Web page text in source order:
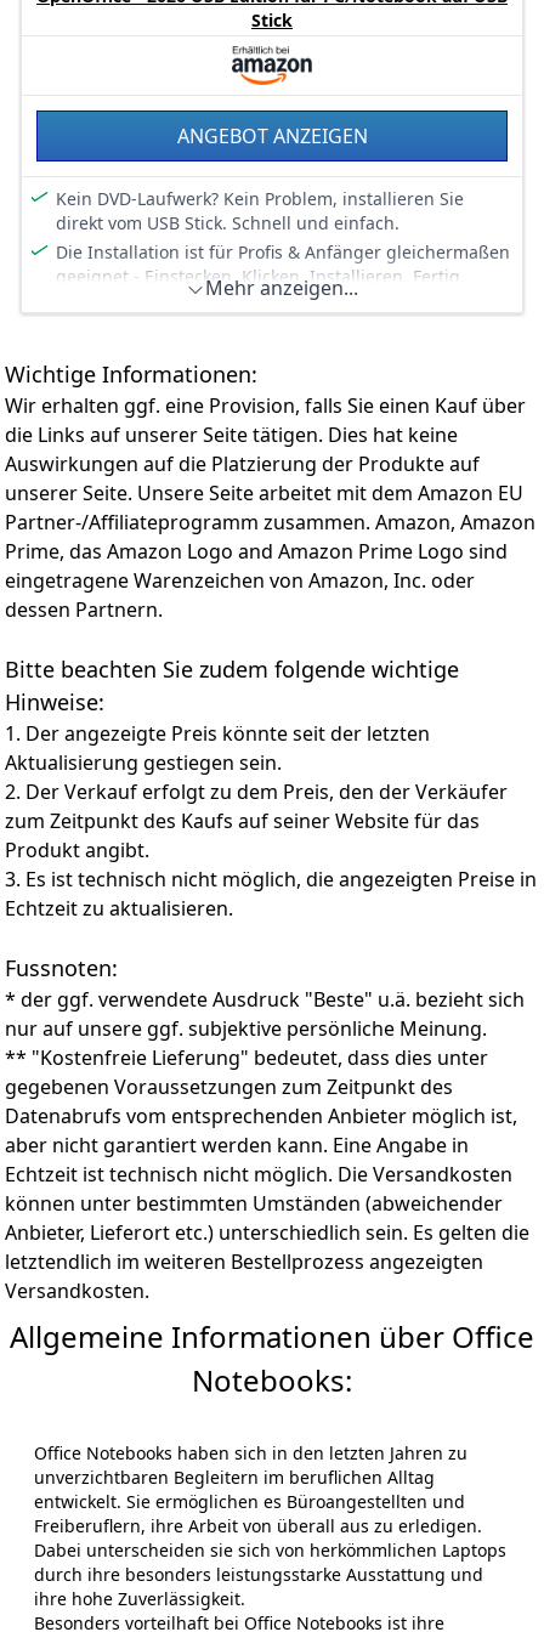
Windows 11 Prof. 64-Bit ist mit allen Treibern installiert,
außerdem installiert shinobee ihnen kostenlos ein
Microsoft Office Paket als Vollversion
Stick
ANGEBOT ANZEIGEN
Kein DVD-Laufwerk? Kein Problem, installieren Sie
direkt vom USB Stick. Schnell und einfach.
Die Installation ist für Profis & Anfänger gleichermaßen
geeignet - Einstecken, Klicken, Installieren, Fertig.
Sie erhalten die deutsche USB Version zur privaten und
Deutsche Handbücher für einen einfachen Einstieg
finden Sie als PDF-Dateien ebenso auf dem USB Stick.
Die günstige Alternative zum Marktführer
kompatibel mit Windows 11, 10, 8.1, 8, 7
Mehr anzeigen...
Wichtige Informationen:
Wir erhalten ggf. eine Provision, falls Sie einen Kauf über
die Links auf unserer Seite tätigen. Dies hat keine
Auswirkungen auf die Platzierung der Produkte auf
unserer Seite. Unsere Seite arbeitet mit dem Amazon EU
Partner-/Affiliateprogramm zusammen. Amazon, Amazon
Prime, das Amazon Logo and Amazon Prime Logo sind
eingetragene Warenzeichen von Amazon, Inc. oder
dessen Partnern.
Bitte beachten Sie zudem folgende wichtige
Hinweise:
1. Der angezeigte Preis könnte seit der letzten
Aktualisierung gestiegen sein.
2. Der Verkauf erfolgt zu dem Preis, den der Verkäufer
zum Zeitpunkt des Kaufs auf seiner Website für das
Produkt angibt.
3. Es ist technisch nicht möglich, die angezeigten Preise in
Echtzeit zu aktualisieren.
Fussnoten:
* der ggf. verwendete Ausdruck "Beste" u.ä. bezieht sich
nur auf unsere ggf. subjektive persönliche Meinung.
** "Kostenfreie Lieferung" bedeutet, dass dies unter
gegebenen Voraussetzungen zum Zeitpunkt des
Datenabrufs vom entsprechenden Anbieter möglich ist,
aber nicht garantiert werden kann. Eine Angabe in
Echtzeit ist technisch nicht möglich. Die Versandkosten
können unter bestimmten Umständen (abweichender
Anbieter, Lieferort etc.) unterschiedlich sein. Es gelten die
letztendlich im weiteren Bestellprozess angezeigten
Versandkosten.
Allgemeine Informationen über Office
Notebooks:
Office Notebooks haben sich in den letzten Jahren zu
unverzichtbaren Begleitern im beruflichen Alltag
entwickelt. Sie ermöglichen es Büroangestellten und
Freiberuflern, ihre Arbeit von überall aus zu erledigen.
Dabei unterscheiden sie sich von herkömmlichen Laptops
durch ihre besonders leistungsstarke Ausstattung und
ihre hohe Zuverlässigkeit.
Besonders vorteilhaft bei Office Notebooks ist ihre